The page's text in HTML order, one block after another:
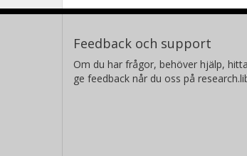
Feedback och support
Om du har frågor, behöver hjälp,
ge feedback når du oss på